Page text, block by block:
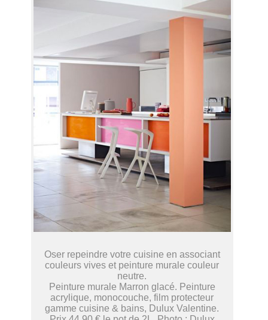
Oser repeindre votre cuisine en associant
couleurs vives et peinture murale couleur
neutre.
Peinture murale Marron glacé. Peinture
acrylique, monocouche, film protecteur
gamme cuisine & bains, Dulux Valentine.